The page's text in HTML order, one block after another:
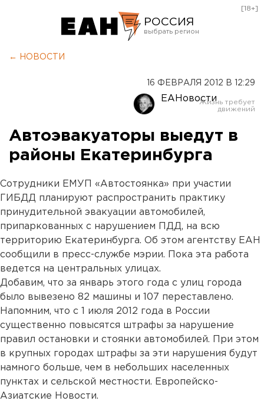
РОССИЯ
Оренбург
[18+]
← НОВОСТИ
16 ФЕВРАЛЯ 2012 В 12:29
ЕАНовости
Автоэвакуаторы выедут в
районы Екатеринбурга
Сотрудники ЕМУП «Автостоянка» при участии
ГИБДД планируют распространить практику
принудительной эвакуации автомобилей,
припаркованных с нарушением ПДД, на всю
территорию Екатеринбурга. Об этом агентству ЕАН
сообщили в пресс-службе мэрии. Пока эта работа
ведется на центральных улицах.
Добавим, что за январь этого года с улиц города
было вывезено 82 машины и 107 переставлено.
Напомним, что с 1 июля 2012 года в России
существенно повысятся штрафы за нарушение
правил остановки и стоянки автомобилей. При этом
в крупных городах штрафы за эти нарушения будут
намного больше, чем в небольших населенных
пунктах и сельской местности. Европейско-
Азиатские Новости.